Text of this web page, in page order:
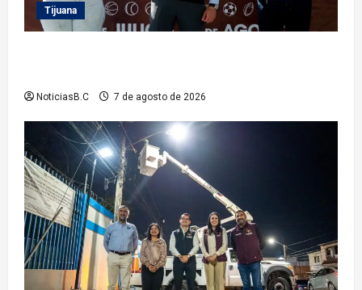
Tijuana
NoticiasB.C 7 de agosto de 2026